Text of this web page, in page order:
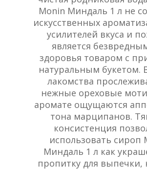
Monin Миндаль 1 л не
искусственных
усилителей вкуса и
является
здоровья товаром с
натуральным букетом.
лакомства
нежные ореховые
аромате ощущаются
тона марципанов.
консистенция
использовать сироп
Миндаль 1 л как
пропитку для выпечки,